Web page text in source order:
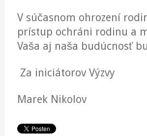
V súčasnom ohrození
prístup ochráni rodinu a
Vaša aj naša budúcnosť
Za iniciátorov Výzvy
Marek Nikolov